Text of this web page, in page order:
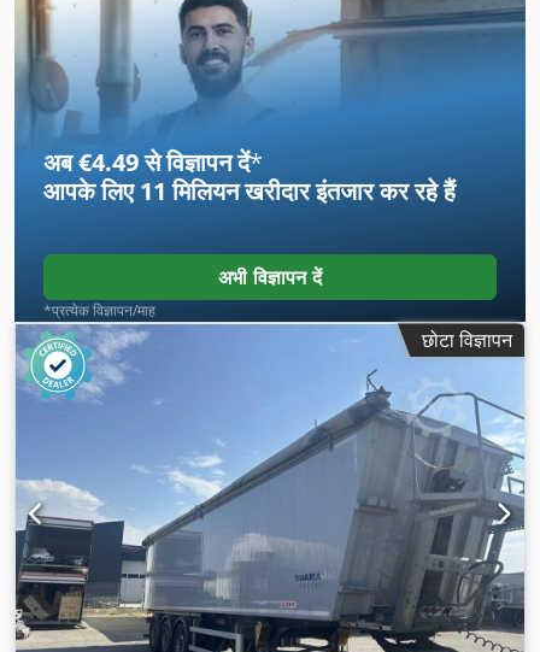
एबीएस
अब €4.49 से विज्ञापन दें*
आपके लिए11 मिलियन खरीदारइंतजार कर रहे हैं
अभी विज्ञापन दें
*प्रत्येक विज्ञापन/माह
छोटा विज्ञापन